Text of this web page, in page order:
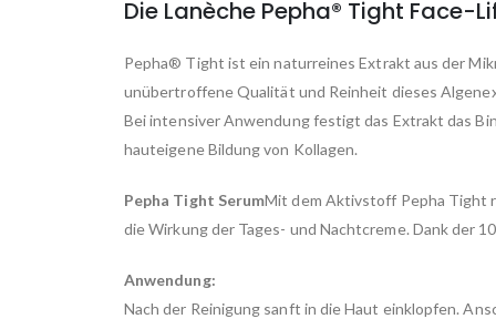
images
Die Lanèche Pepha® Tight Face-
Pepha® Tight ist ein naturreines Extrakt aus der
unübertroffene Qualität und Reinheit dieses
Bei intensiver Anwendung festigt das Extrakt das
hauteigene Bildung von Kollagen.
Pepha Tight SerumMit dem Aktivstoff Pepha Tight
die Wirkung der Tages- und Nachtcreme. Dank der
Anwendung:
Nach der Reinigung sanft in die Haut einklopfen.